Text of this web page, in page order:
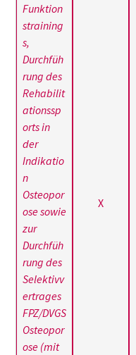
Funktion
straining
s,
Durchfüh
rung des
Rehabilit
ationssp
orts in
der
Indikatio
n
Osteopor
ose sowie
zur
Durchfüh
rung des
Selektivv
ertrages
FPZ/DVGS
Osteopor
ose (mit
X